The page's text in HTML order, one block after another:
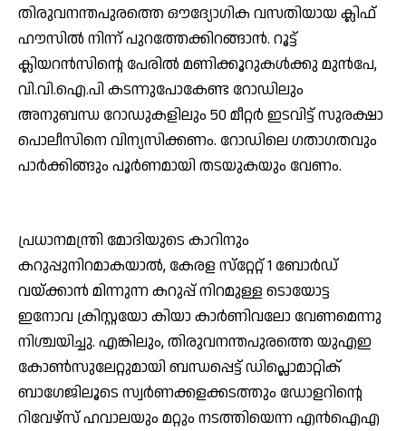
തിരുവനന്തപുരത്തെ ഔദ്യോഗിക വസതിയായ ക്ലിഫ്
ഹൗസില്‍ നിന്ന് പുറത്തേക്കിറങ്ങാന്‍. റൂട്ട്
ക്ലിയറന്‍സിന്റെ പേരില്‍ മണിക്കൂറുകള്‍ക്കു മുന്‍പേ,
വി.വി.ഐ.പി കടന്നുപോകേണ്ട റോഡിലും
അനുബന്ധ റോഡുകളിലും 50 മീറ്റര്‍ ഇടവിട്ട് സുരക്ഷാ
പൊലീസിനെ വിന്യസിക്കണം. റോഡിലെ ഗതാഗതവും
പാര്‍ക്കിങ്ങും പൂര്‍ണമായി തടയുകയും വേണം.
പ്രധാനമന്ത്രി മോദിയുടെ കാറിനും
കറുപ്പുനിറമാകയാല്‍, കേരള സ്‌റ്റേറ്റ് 1 ബോര്‍ഡ്
വയ്ക്കാന്‍ മിന്നുന്ന കറുപ്പ് നിറമുള്ള ടൊയോട്ട
ഇനോവ ക്രിസ്റ്റയോ കിയാ കാര്‍ണിവലോ വേണമെന്നു
നിശ്ചയിച്ചു. എങ്കിലും, തിരുവനന്തപുരത്തെ യുഎഇ
കോണ്‍സുലേറ്റുമായി ബന്ധപ്പെട്ട് ഡിപ്ലൊമാറ്റിക്
ബാഗേജിലൂടെ സ്വര്‍ണക്കളക്കടത്തും ഡോളറിന്റെ
റിവേഴ്‌സ് ഹവാലയും മറ്റും നടത്തിയെന്ന എന്‍ഐഎ